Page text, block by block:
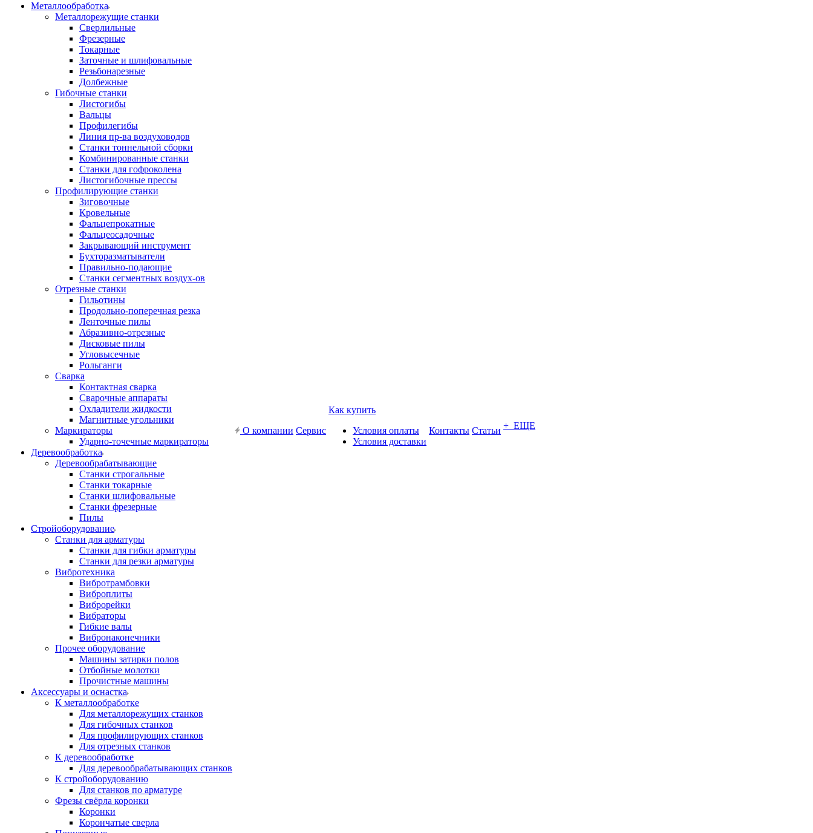
Металлообработка
Металлорежущие станки
Сверлильные
Фрезерные
Токарные
Заточные и шлифовальные
Резьбонарезные
Долбежные
Гибочные станки
Листогибы
Вальцы
Профилегибы
Линия пр-ва воздуховодов
Станки тоннельной сборки
Комбинированные станки
Станки для гофроколена
Листогибочные прессы
Профилирующие станки
Зиговочные
Кровельные
Фальцепрокатные
Фальцеосадочные
Закрывающий инструмент
Бухторазматыватели
Правильно-подающие
Станки сегментных воздух-ов
Отрезные станки
Гильотины
Продольно-поперечная резка
Ленточные пилы
Абразивно-отрезные
Дисковые пилы
Угловысечные
Рольганги
Сварка
Контактная сварка
Сварочные аппараты
Охладители жидкости
Магнитные угольники
Маркираторы
Ударно-точечные маркираторы
Деревообработка
Деревообрабатывающие
Станки строгальные
Станки токарные
Станки шлифовальные
Станки фрезерные
Пилы
Стройоборудование
Станки для арматуры
Станки для гибки арматуры
Станки для резки арматуры
Вибротехника
Вибротрамбовки
Виброплиты
Виброрейки
Вибраторы
Гибкие валы
Вибронаконечники
Прочее оборудование
Машины затирки полов
Отбойные молотки
Прочистные машины
Аксeccyapы и оснастка
К металлообработке
Для металлорежущих станков
Для гибочных станков
Для профилирующих станков
Для отрезных станков
К деревообработке
Для деревообрабатывающих станков
К стройоборудованию
Для станков по арматуре
Фрезы свёрла коронки
Коронки
Корончатые сверла
О компании Сервис
Как купить
Условия оплаты
Условия доставки
Контакты Статьи + ЕЩЕ